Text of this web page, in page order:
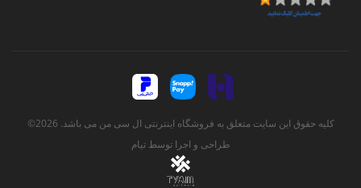
کلیه حقوق این سایت متعلق به فروشگاه اینترنتی ال سی من می باشد. 2026©
طراحی و اجرا توسطتیام